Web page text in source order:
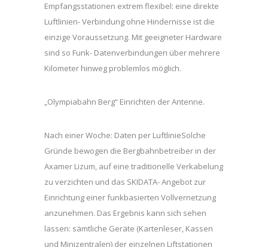
Empfangsstationen extrem flexibel: eine direkte
Luftlinien- Verbindung ohne Hindernisse ist die
einzige Voraussetzung. Mit geeigneter Hardware
sind so Funk- Datenverbindungen über mehrere
Kilometer hinweg problemlos möglich.
„Olympiabahn Berg“ Einrichten der Antenne.
Nach einer Woche: Daten per LuftlinieSolche
Gründe bewogen die Bergbahnbetreiber in der
Axamer Lizum, auf eine traditionelle Verkabelung
zu verzichten und das SKIDATA- Angebot zur
Einrichtung einer funkbasierten Vollvernetzung
anzunehmen. Das Ergebnis kann sich sehen
lassen: sämtliche Geräte (Kartenleser, Kassen
und Minizentralen) der einzelnen Liftstationen